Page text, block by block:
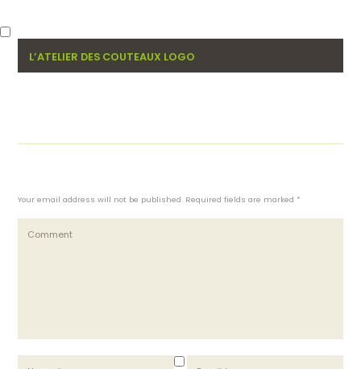
L’ATELIER DES COUTEAUX LOGO
Your email address will not be published. Required fields are marked *